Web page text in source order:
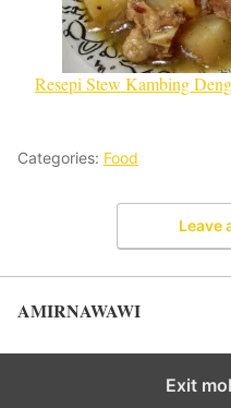
Resepi Stew Kambing
Categories: Food
Leave
AMIRNAWAWI
Exit